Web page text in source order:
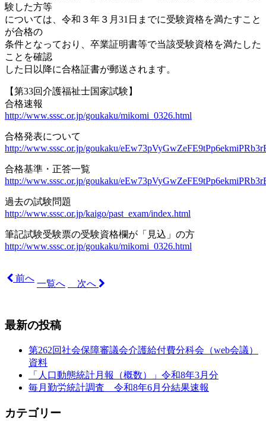
験した方等
については、令和３年３月31日までに受験資格を満たすこと
が合格の
条件となっており、卒業証明書等で当該受験資格を満たした
ことを確認
した日以降に合格証書が郵送されます。
【第33回介護福祉士国家試験】
合格速報
http://www.sssc.or.jp/goukaku/mikomi_0326.html
合格発表について
http://www.sssc.or.jp/goukaku/
合格基準・正答一覧
http://www.sssc.or.jp/goukaku/
過去の試験問題
http://www.sssc.or.jp/kaigo/past_exam/index.html
筆記試験受験票の受験資格欄が「見込」の方
http://www.sssc.or.jp/goukaku/mikomi_0326.html
前へ
一覧へ 次へ
最新の投稿
第262回社会保障審議会介護給付費分科会（web会議）
資料
「人口動態統計月報（概数）」令和8年3月分
毎月勤労統計調査 令和8年6月分結果速報
カテゴリー